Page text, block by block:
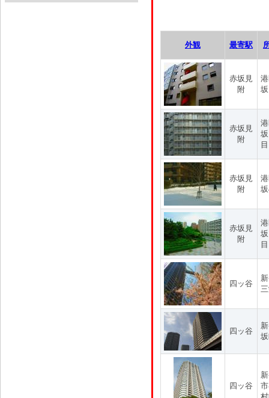
外観 最寄駅
赤坂見
附
赤坂見
附
目
赤坂見
附
赤坂見
附
目
四ッ谷
四ッ谷
四ッ谷